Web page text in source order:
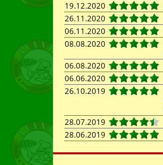
19.12.2020
26.11.2020
06.11.2020
08.08.2020
06.08.2020
06.06.2020
26.10.2019
28.07.2019
28.06.2019